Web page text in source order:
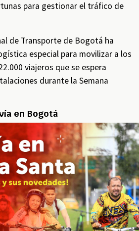
para gestionar el tráfico de
de Transporte de Bogotá ha
especial para movilizar a los
viajeros que se espera
durante la Semana
en Bogotá